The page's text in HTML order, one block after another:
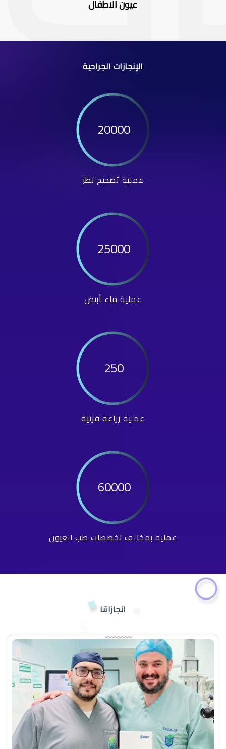
عيون الاطفال
الإنجازات الجراحية
20000
عملية تصحيح نظر
25000
عملية ماء أبيض
250
عملية زراعة قرنية
60000
عملية بمختلف تخصصات طب العيون
انجازاتنا